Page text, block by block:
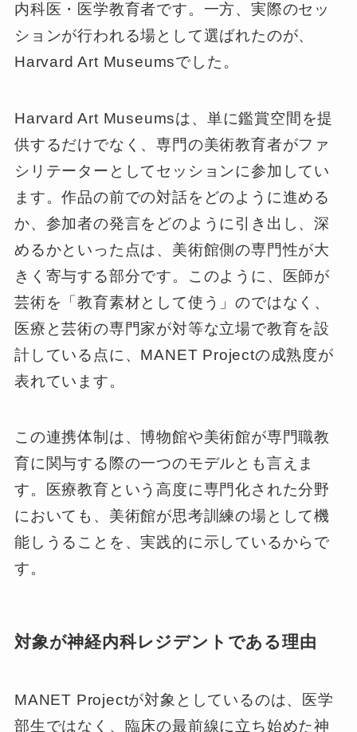
内科医・医学教育者です。一方、実際のセッ
ションが行われる場として選ばれたのが、
Harvard Art Museumsでした。
Harvard Art Museumsは、単に鑑賞空間を提
供するだけでなく、専門の美術教育者がファ
シリテーターとしてセッションに参加してい
ます。作品の前での対話をどのように進める
か、参加者の発言をどのように引き出し、深
めるかといった点は、美術館側の専門性が大
きく寄与する部分です。このように、医師が
芸術を「教育素材として使う」のではなく、
医療と芸術の専門家が対等な立場で教育を設
計している点に、MANET Projectの成熟度が
表れています。
この連携体制は、博物館や美術館が専門職教
育に関与する際の一つのモデルとも言えま
す。医療教育という高度に専門化された分野
においても、美術館が思考訓練の場として機
能しうることを、実践的に示しているからで
す。
対象が神経内科レジデントである理由
MANET Projectが対象としているのは、医学
部生ではなく、臨床の最前線に立ち始めた神